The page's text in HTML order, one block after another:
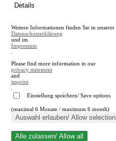
en
A
A
Suche schließen
Details
Weitere Informationen finden Sie in unserer
Datenschutzerklärung
und im
Impressum
Please find more information in our
privacy statement
and
imprint
Einstellung speichern/ Save options
(maximal 6 Monate / maximum 6 month)
Auswahl erlauben/ Allow selection
Alle zulassen/ Allow all